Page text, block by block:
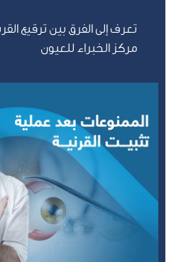
تعرف إلى الفرق بين ترقيع
مركز الخبراء للعيون